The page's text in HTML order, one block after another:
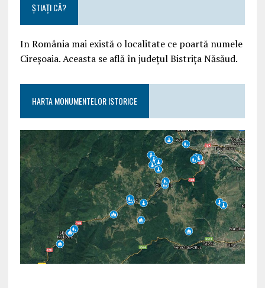
ȘTIAȚI CĂ?
In România mai există o localitate ce poartă numele
Cireșoaia. Aceasta se află în județul Bistrița Năsăud.
HARTA MONUMENTELOR ISTORICE